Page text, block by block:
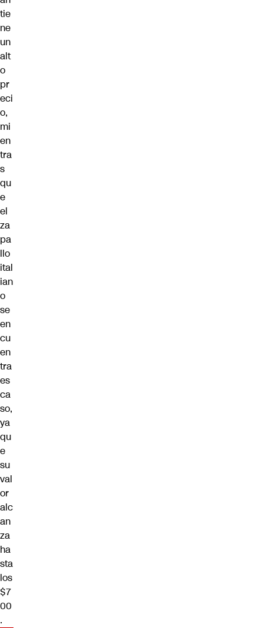
tie
ne
un
alt
o
pr
eci
o,
mi
en
tra
s
qu
e
el
za
pa
llo
ital
ian
o
se
en
cu
en
tra
es
ca
so,
ya
qu
e
su
val
or
alc
an
za
ha
sta
los
$7
00
.